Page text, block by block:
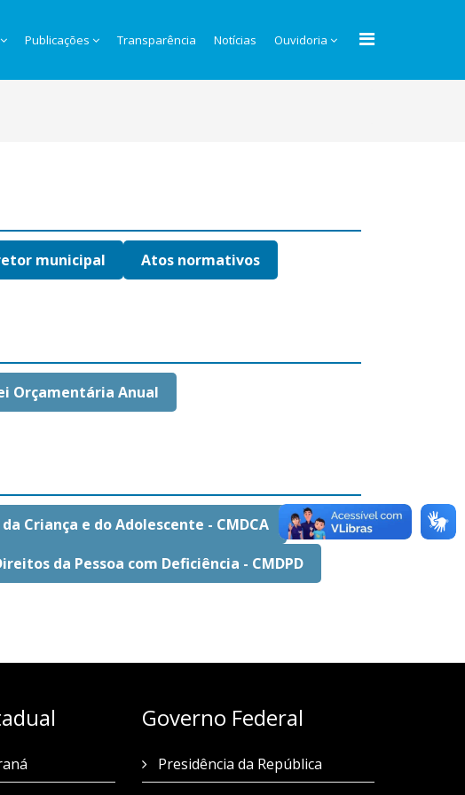
Publicações Transparência Notícias Ouvidoria
municipal
Atos normativos
Orçamentária Anual
Criança e do Adolescente - CMDCA
da Pessoa com Deficiência - CMDPD
Governo Federal
Presidência da República